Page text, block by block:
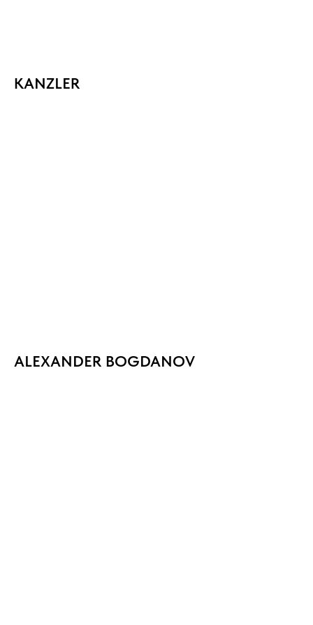
KANZLER
ALEXANDER BOGDANOV